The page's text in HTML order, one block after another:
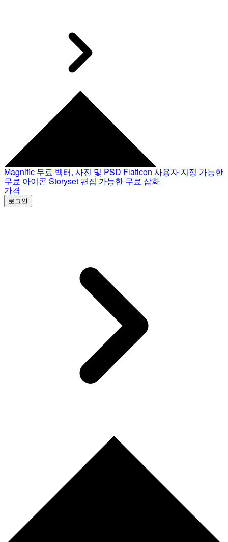
Magnific 무료 벡터, 사진 및 PSD Flaticon 사용자 지정 가능한
무료 아이콘 Storyset 편집 가능한 무료 삽화
가격
로그인